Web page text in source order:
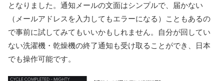
となりました。通知メールの文面はシンプルで、届かない
（メールアドレスを入力してもエラーになる）こともあるの
で事前に試してみてもいいかもしれません。自分が回してい
ない洗濯機・乾燥機の終了通知も受け取ることができ、日本
でも操作可能です。